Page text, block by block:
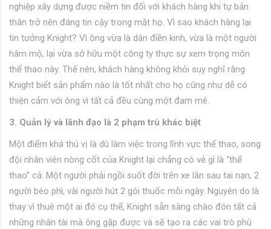
nghiệp xây dựng được niềm tin đối với khách hàng khi tự bản
thân trở nên đáng tin cậy trong mắt họ. Vì sao khách hàng lại
tin tưởng Knight? Vì ông vừa là dân điền kinh, vừa là một người
hâm mộ, lại vừa sở hữu một công ty thực sự xem trọng môn
thể thao này. Thế nên, khách hàng không khỏi suy nghĩ rằng
Knight biết sản phẩm nào là tốt nhất cho họ cũng như dễ có
thiện cảm với ông vì tất cả đều cùng một đam mê.
3. Quản lý và lãnh đạo là 2 phạm trù khác biệt
Một điểm khá thú vị là dù làm việc trong lĩnh vực thể thao, song
đội nhân viên nòng cốt của Knight lại chẳng có vẻ gì là “thể
thao” cả: Một người phải ngồi suốt đời trên xe lăn sau tai nạn, 2
người béo phì, vài người hút 2 gói thuốc mỗi ngày. Nguyên do là
thay vì thuê một ai đó cụ thể, Knight sẵn sàng chào đón tất cả
những nhân tài mà ông gặp được và sẽ tạo ra các vai trò phù